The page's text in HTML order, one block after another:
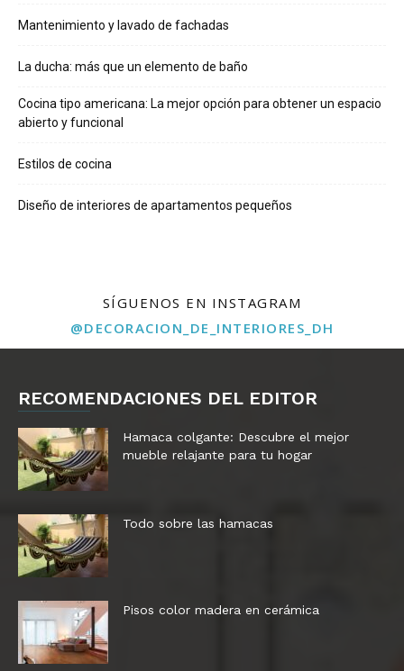
Mantenimiento y lavado de fachadas
La ducha: más que un elemento de baño
Cocina tipo americana: La mejor opción para obtener un espacio
abierto y funcional
Estilos de cocina
Diseño de interiores de apartamentos pequeños
SÍGUENOS EN INSTAGRAM
@DECORACION_DE_INTERIORES_DH
RECOMENDACIONES DEL EDITOR
Hamaca colgante: Descubre el mejor
mueble relajante para tu hogar
Todo sobre las hamacas
Pisos color madera en cerámica